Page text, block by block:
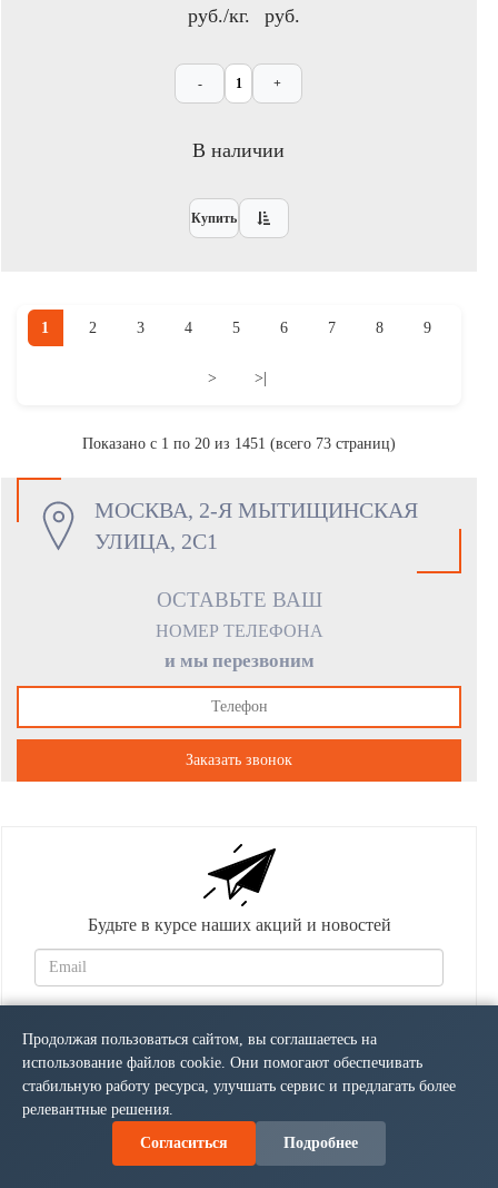
руб./кг.
руб.
- +
В наличии
Купить
1 2 3 4 5 6 7 8 9
> >|
Показано с 1 по 20 из 1451 (всего 73 страниц)
МОСКВА, 2-Я МЫТИЩИНСКАЯ
УЛИЦА, 2С1
ОСТАВЬТЕ ВАШ
НОМЕР ТЕЛЕФОНА
и мы перезвоним
Заказать звонок
Будьте в курсе наших акций и новостей
Подписаться
Продолжая пользоваться сайтом, вы соглашаетесь на
использование файлов cookie. Они помогают обеспечивать
стабильную работу ресурса, улучшать сервис и предлагать более
релевантные решения.
Согласиться
Подробнее